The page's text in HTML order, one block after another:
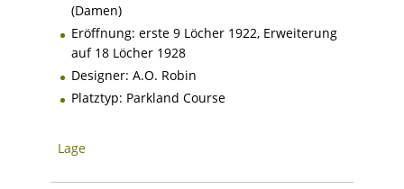
(Damen)
Eröffnung: erste 9 Löcher 1922, Erweiterung
auf 18 Löcher 1928
Designer: A.O. Robin
Platztyp: Parkland Course
Lage